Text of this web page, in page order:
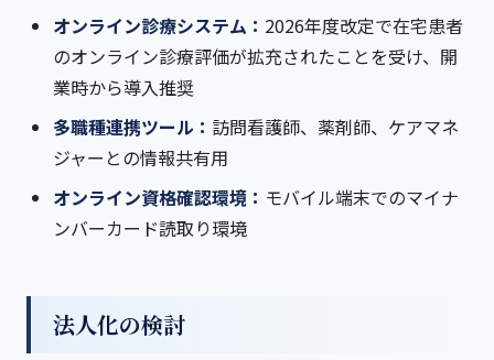
オンライン診療システム： 2026年度改定で在宅患者
のオンライン診療評価が拡充されたことを受け、開
業時から導入推奨
多職種連携ツール： 訪問看護師、薬剤師、ケアマネ
ジャーとの情報共有用
オンライン資格確認環境： モバイル端末でのマイナ
ンバーカード読取り環境
法人化の検討